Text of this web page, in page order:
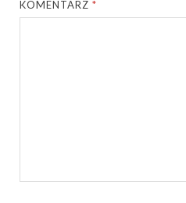
KOMENTARZ*